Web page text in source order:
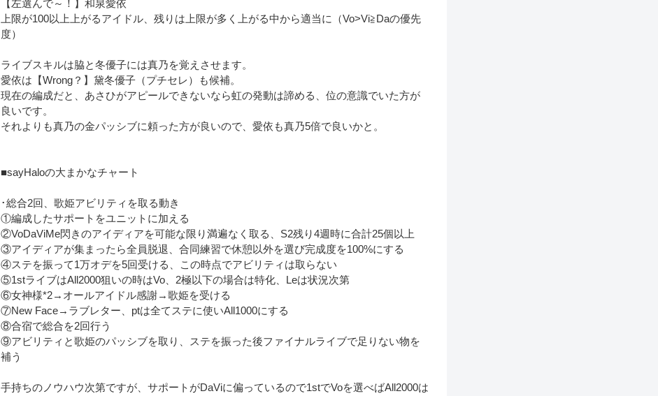
【左選んで～！】和泉愛依
上限が100以上上がるアイドル、残りは上限が多く上がる中から適当に（Vo>Vi≧Daの優先
度）
ライブスキルは脇と冬優子には真乃を覚えさせます。
愛依は【Wrong？】黛冬優子（プチセレ）も候補。
現在の編成だと、あさひがアピールできないなら虹の発動は諦める、位の意識でいた方が
良いです。
それよりも真乃の金パッシブに頼った方が良いので、愛依も真乃5倍で良いかと。
■sayHaloの大まかなチャート
･総合2回、歌姫アビリティを取る動き
①編成したサポートをユニットに加える
②VoDaViMe閃きのアイディアを可能な限り満遍なく取る、S2残り4週時に合計25個以上
③アイディアが集まったら全員脱退、合同練習で休憩以外を選び完成度を100%にする
④ステを振って1万オデを5回受ける、この時点でアビリティは取らない
⑤1stライブはAll2000狙いの時はVo、2極以下の場合は特化、Leは状況次第
⑥女神様*2→オールアイドル感謝→歌姫を受ける
⑦New Face→ラブレター、ptは全てステに使いAll1000にする
⑧合宿で総合を2回行う
⑨アビリティと歌姫のパッシブを取り、ステを振った後ファイナルライブで足りない物を
補う
手持ちのノウハウ次第ですが、サポートがDaViに偏っているので1stでVoを選べばAll2000は